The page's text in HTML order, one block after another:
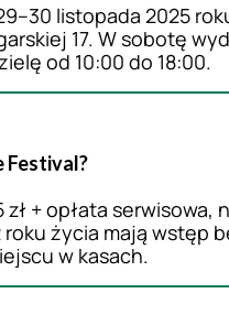
listopada 2025
17. W sobotę
od 10:00 do 18:00.
Festival?
+ opłata serwisowa,
życia mają wstęp
w kasach.